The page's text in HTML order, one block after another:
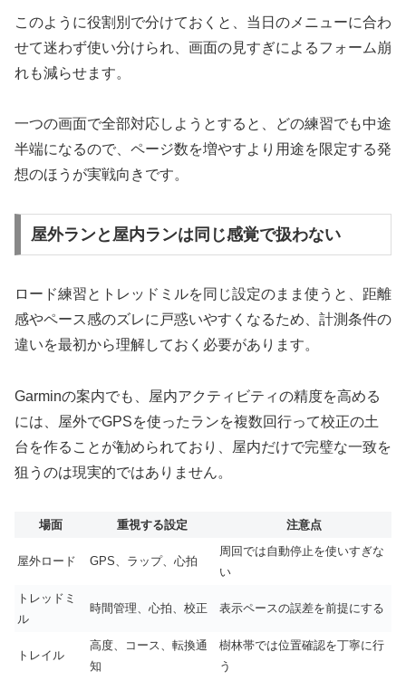
このように役割別で分けておくと、当日のメニューに合わ
せて迷わず使い分けられ、画面の見すぎによるフォーム崩
れも減らせます。
一つの画面で全部対応しようとすると、どの練習でも中途
半端になるので、ページ数を増やすより用途を限定する発
想のほうが実戦向きです。
屋外ランと屋内ランは同じ感覚で扱わない
ロード練習とトレッドミルを同じ設定のまま使うと、距離
感やペース感のズレに戸惑いやすくなるため、計測条件の
違いを最初から理解しておく必要があります。
Garminの案内でも、屋内アクティビティの精度を高める
には、屋外でGPSを使ったランを複数回行って校正の土
台を作ることが勧められており、屋内だけで完璧な一致を
狙うのは現実的ではありません。
場面 重視する設定 注意点
屋外ロード GPS、ラップ、心拍
周回では自動停止を使いすぎな
い
トレッドミ
ル
時間管理、心拍、校正 表示ペースの誤差を前提にする
トレイル
高度、コース、転換通
知
樹林帯では位置確認を丁寧に行
う